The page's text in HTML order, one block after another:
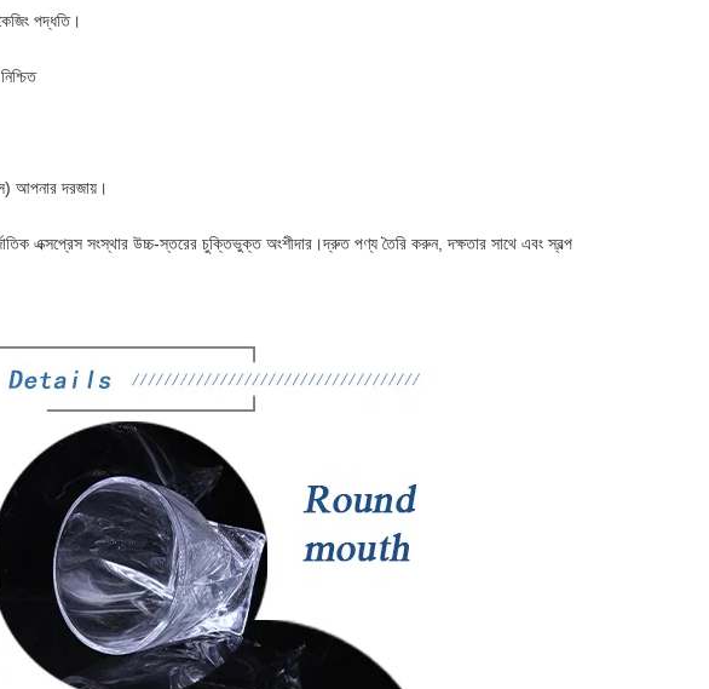
পদ্ধতি।
আপনার দরজায়।
এক্সপ্রেস সংস্থার উচ্চ-স্তরের চুক্তিভুক্ত অংশীদার।দ্রুত পণ্য তৈরি করুন, দক্ষতার সাথে এবং স্বল্প